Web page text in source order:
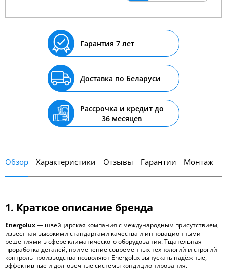
Гарантия 7 лет
Доставка по Беларуси
Рассрочка и кредит до
36 месяцев
Обзор Характеристики Отзывы Гарантии Монтаж
1. Краткое описание бренда
Energolux— швейцарская компания с международным присутствием,
известная высокими стандартами качества и инновационными
решениями в сфере климатического оборудования. Тщательная
проработка деталей, применение современных технологий и строгий
контроль производства позволяют Energolux выпускать надёжные,
эффективные и долговечные системы кондиционирования.